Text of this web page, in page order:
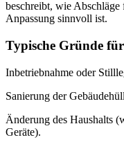
beschreibt, wie
Anpassung sinnvoll ist.
Typische Gründe
Inbetriebnahme oder
Sanierung der
Änderung des Haushalts
Geräte).